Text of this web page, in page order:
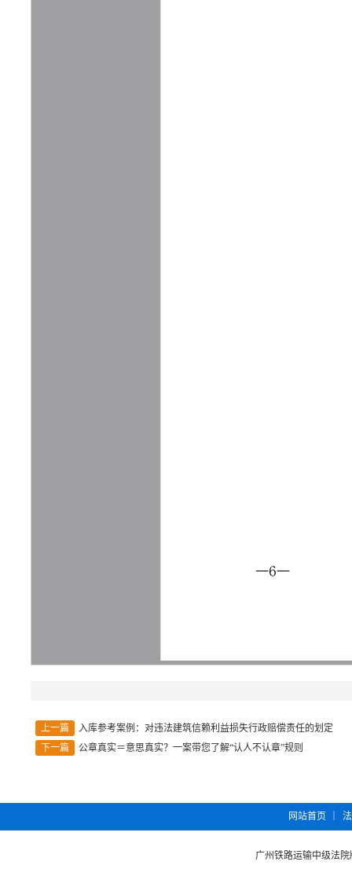
上一篇
入库参考案例：对违法建筑信赖利益损失行政赔偿责任的划定
下一篇
公章真实＝意思真实？一案带您了解“认人不认章”规则
网站首页
广州铁路运输中级法院